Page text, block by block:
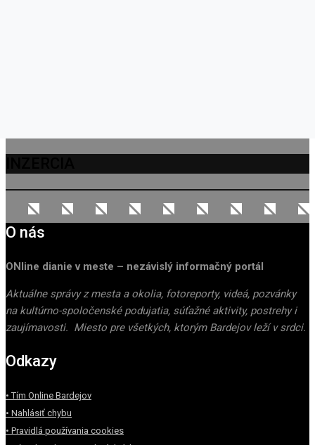
O nás
ONline dianie v meste – nezávislý informačný portál
Aktuálne správy z mesta a okolia, fotoreporty, videá, pozvánky
na kultúrno-spoločenské podujatia, súťažné aktivity, postrehy i
zaujímavosti. Miesto pre všetkých, ktorým Bardejov leží v srdci.
Odkazy
• Tím Online Bardejov
• Nahlásiť chybu
• Pravidlá používania cookies